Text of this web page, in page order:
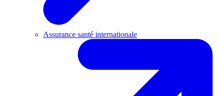
Assurance santé internationale